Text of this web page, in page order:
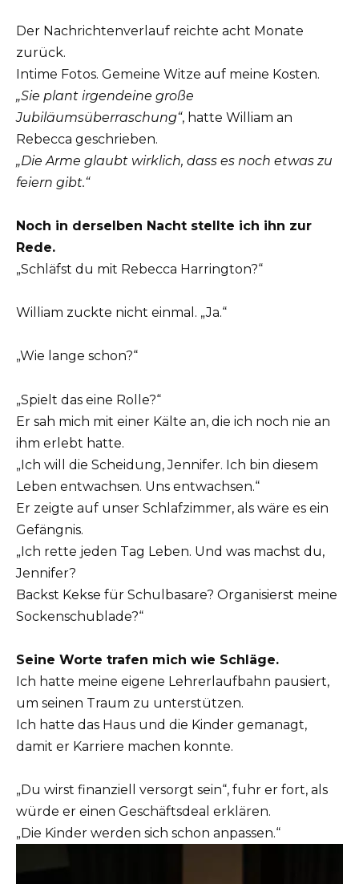
Der Nachrichtenverlauf reichte acht Monate
zurück.
Intime Fotos. Gemeine Witze auf meine Kosten.
„Sie plant irgendeine große
Jubiläumsüberraschung“, hatte William an
Rebecca geschrieben.
„Die Arme glaubt wirklich, dass es noch etwas zu
feiern gibt.“
Noch in derselben Nacht stellte ich ihn zur
Rede.
„Schläfst du mit Rebecca Harrington?“
William zuckte nicht einmal. „Ja.“
„Wie lange schon?“
„Spielt das eine Rolle?“
Er sah mich mit einer Kälte an, die ich noch nie an
ihm erlebt hatte.
„Ich will die Scheidung, Jennifer. Ich bin diesem
Leben entwachsen. Uns entwachsen.“
Er zeigte auf unser Schlafzimmer, als wäre es ein
Gefängnis.
„Ich rette jeden Tag Leben. Und was machst du,
Jennifer?
Backst Kekse für Schulbasare? Organisierst meine
Sockenschublade?“
Seine Worte trafen mich wie Schläge.
Ich hatte meine eigene Lehrerlaufbahn pausiert,
um seinen Traum zu unterstützen.
Ich hatte das Haus und die Kinder gemanagt,
damit er Karriere machen konnte.
„Du wirst finanziell versorgt sein“, fuhr er fort, als
würde er einen Geschäftsdeal erklären.
„Die Kinder werden sich schon anpassen.“